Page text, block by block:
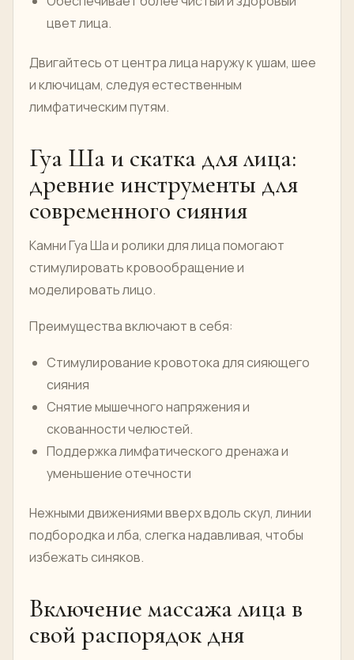
цвет лица.
Двигайтесь от центра лица наружу к ушам, шее
и ключицам, следуя естественным
лимфатическим путям.
Гуа Ша и скатка для лица:
древние инструменты для
современного сияния
Камни Гуа Ша и ролики для лица помогают
стимулировать кровообращение и
моделировать лицо.
Преимущества включают в себя:
Стимулирование кровотока для сияющего
сияния
Снятие мышечного напряжения и
скованности челюстей.
Поддержка лимфатического дренажа и
уменьшение отечности
Нежными движениями вверх вдоль скул, линии
подбородка и лба, слегка надавливая, чтобы
избежать синяков.
Включение массажа лица в
свой распорядок дня